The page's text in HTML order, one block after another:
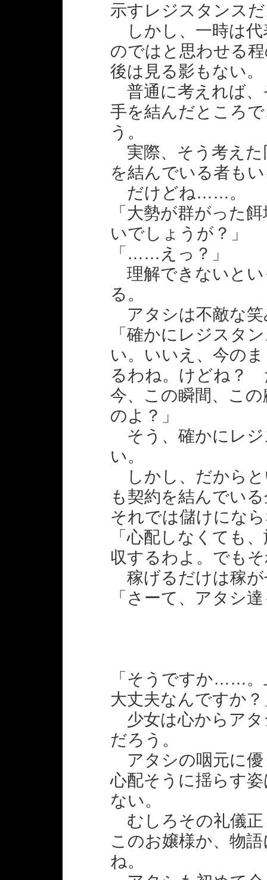
示すレジスタンス
しかし、一時は代
のではと思わせる
後は見る影もない。
普通に考えれば、
手を結んだところ
う。
実際、そう考えた
を結んでいる者も
だけどね……。
「大勢が群がった
いでしょうが？」
「……えっ？」
理解できないとい
る。
アタシは不敵な笑
「確かにレジスタ
い。いいえ、今の
るわね。けどね？
今、この瞬間、こ
のよ？」
そう、確かにレジ
い。
しかし、だからと
も契約を結んでい
それでは儲けにな
「心配しなくても
収するわよ。でも
稼げるだけは稼が
「さーて、アタシ
「そうですか……
大丈夫なんですか？
少女は心からアタ
だろう。
アタシの咽元に優
心配そうに揺らす
ない。
むしろその礼儀正
このお嬢様か、物
ね。